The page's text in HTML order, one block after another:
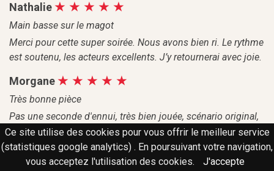
Ce site utilise des cookies pour vous offrir le meilleur service
(statistiques google analytics) . En poursuivant votre navigation,
vous acceptez l'utilisation des cookies.
J'accepte
Nathalie
Main basse sur le magot
Merci pour cette super soirée. Nous avons bien ri. Le rythme
est soutenu, les acteurs excellents. J’y retournerai avec joie.
Morgane
Très bonne pièce
Pas une seconde d'ennui, très bien jouée, scénario original,
un très bon moment!